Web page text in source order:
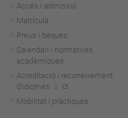
Accés i admissió
Matrícula
Preus i beques
Calendari i normatives
acadèmiques
Acreditació i reconeixement
d'idiomes
Mobilitat i pràctiques